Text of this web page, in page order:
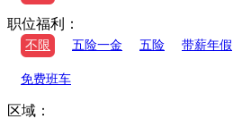
职位福利：
不限 五险一金 五险 带薪年假
免费班车
区域：